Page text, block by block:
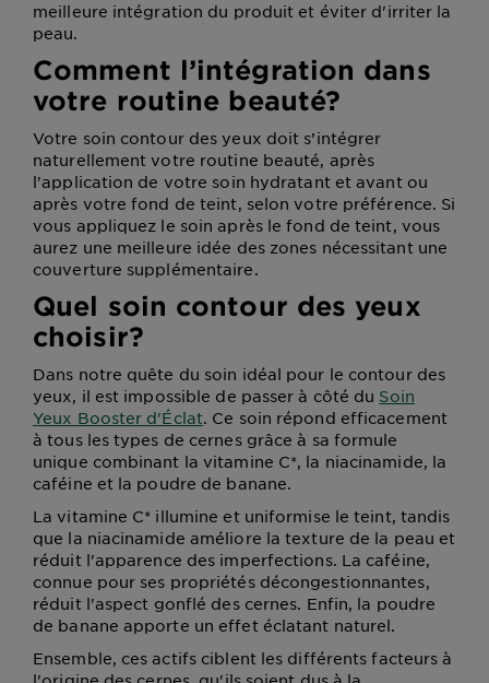
meilleure intégration du produit et éviter d'irriter la
peau.
Comment l’intégration dans
votre routine beauté?
Votre soin contour des yeux doit s’intégrer
naturellement votre routine beauté, après
l'application de votre soin hydratant et avant ou
après votre fond de teint, selon votre préférence. Si
vous appliquez le soin après le fond de teint, vous
aurez une meilleure idée des zones nécessitant une
couverture supplémentaire.
Quel soin contour des yeux
choisir?
Dans notre quête du soin idéal pour le contour des
yeux, il est impossible de passer à côté du Soin
Yeux Booster d'Éclat. Ce soin répond efficacement
à tous les types de cernes grâce à sa formule
unique combinant la vitamine C*, la niacinamide, la
caféine et la poudre de banane.
La vitamine C* illumine et uniformise le teint, tandis
que la niacinamide améliore la texture de la peau et
réduit l'apparence des imperfections. La caféine,
connue pour ses propriétés décongestionnantes,
réduit l'aspect gonflé des cernes. Enfin, la poudre
de banane apporte un effet éclatant naturel.
Ensemble, ces actifs ciblent les différents facteurs à